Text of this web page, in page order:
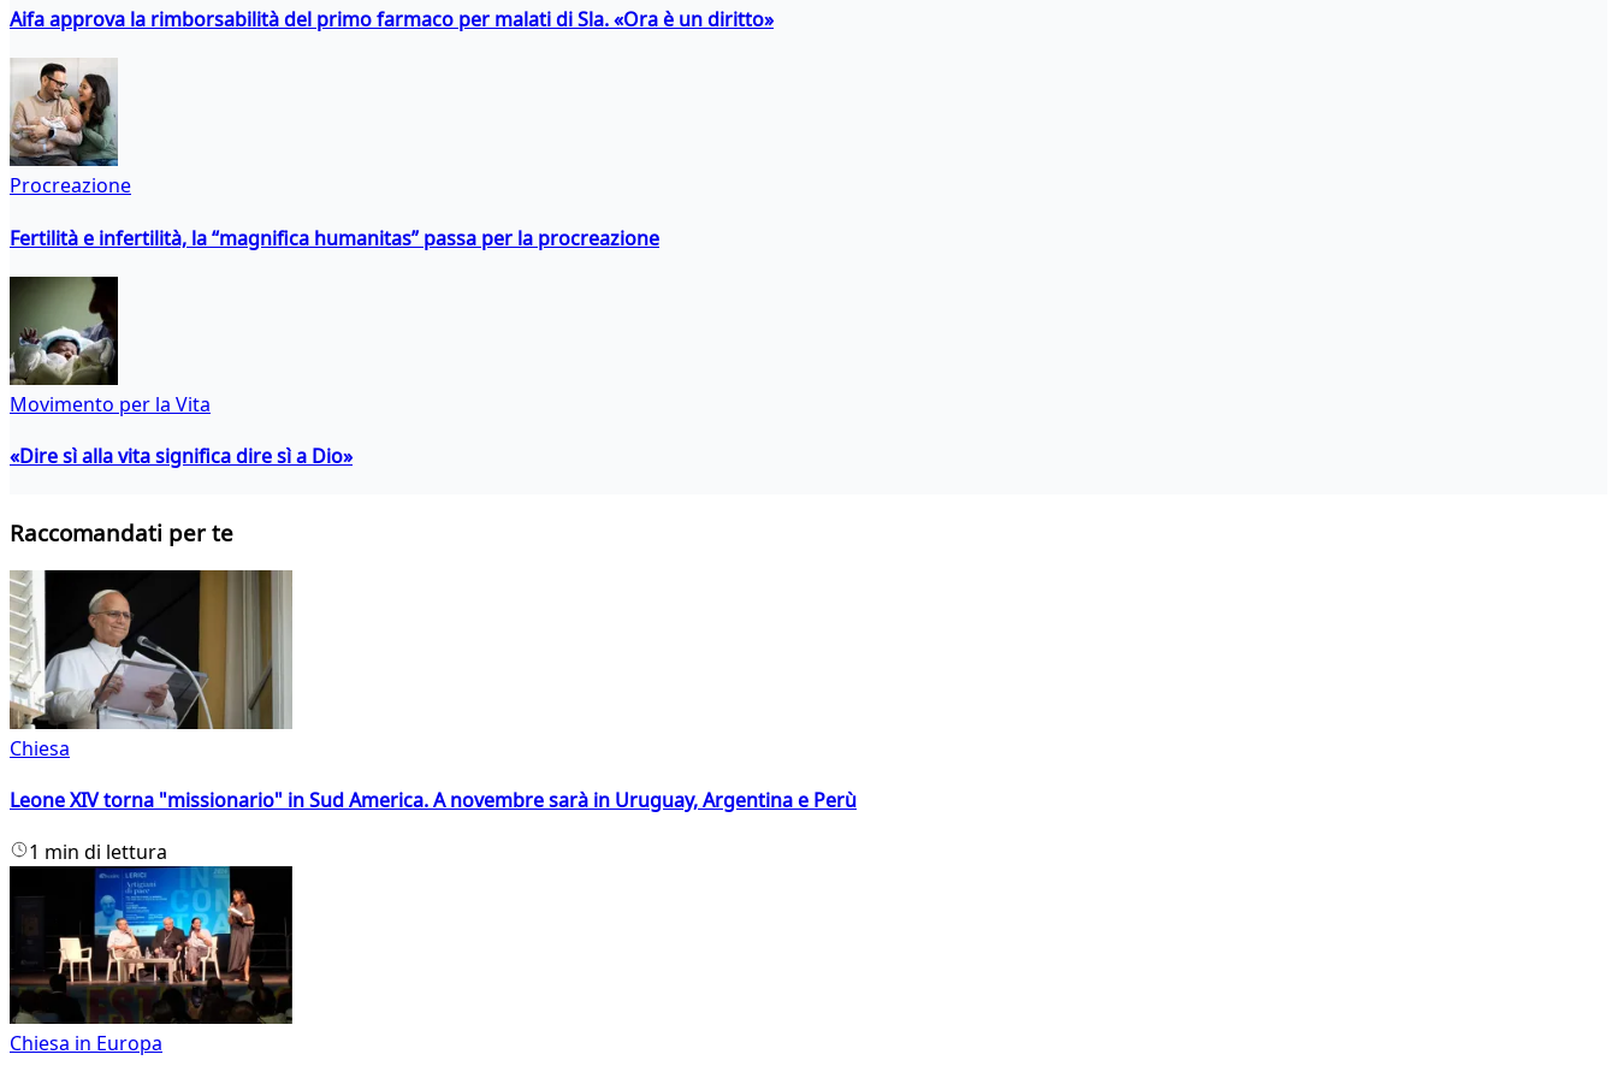
Aifa approva la rimborsabilità del primo farmaco per malati di Sla. «Ora è un diritto»
Procreazione
Fertilità e infertilità, la “magnifica humanitas” passa per la procreazione
Movimento per la Vita
«Dire sì alla vita significa dire sì a Dio»
Raccomandati per te
Chiesa
Leone XIV torna "missionario" in Sud America. A novembre sarà in Uruguay, Argentina e Perù
1 min di lettura
Chiesa in Europa